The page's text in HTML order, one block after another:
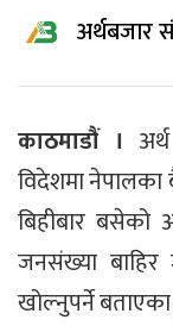
अर्थबजार
काठमाडौं ।
विदेशमा
बिहीबार बसेको
जनसंख्या बाहिर
खोल्नुपर्ने